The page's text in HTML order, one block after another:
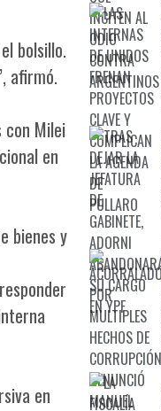
bolsillo.
afirmó.
con Milei
en
bienes y
en